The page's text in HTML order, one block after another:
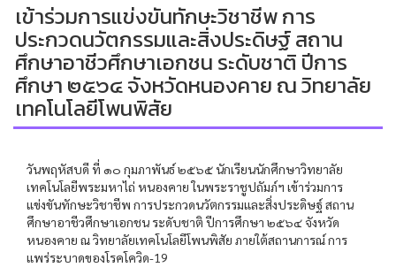
เข้าร่วมการแข่งขันทักษะวิชาชีพ การ
ประกวดนวัตกรรมและสิ่งประดิษฐ์ สถาน
ศึกษาอาชีวศึกษาเอกชน ระดับชาติ ปีการ
ศึกษา ๒๕๖๔ จังหวัดหนองคาย ณ วิทยาลัย
เทคโนโลยีโพนพิสัย
วันพฤหัสบดี ที่ ๑๐ กุมภาพันธ์ ๒๕๖๕ นักเรียนนักศึกษาวิทยาลัย
เทคโนโลยีพระมหาไถ่ หนองคาย ในพระราชูปถัมภ์ฯ เข้าร่วมการ
แข่งขันทักษะวิชาชีพ การประกวดนวัตกรรมและสิ่งประดิษฐ์ สถาน
ศึกษาอาชีวศึกษาเอกชน ระดับชาติ ปีการศึกษา ๒๕๖๔ จังหวัด
หนองคาย ณ วิทยาลัยเทคโนโลยีโพนพิสัย ภายใต้สถานการณ์ การ
แพร่ระบาดของโรคโควิด-19